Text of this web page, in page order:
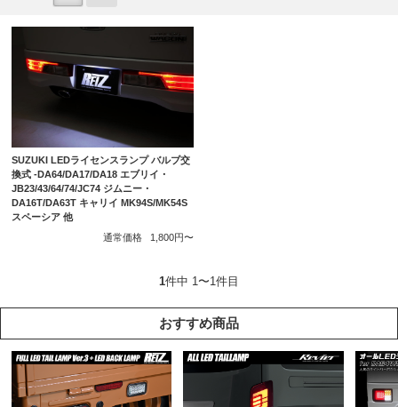
SUZUKI LEDライセンスランプ バルブ交
換式 -DA64/DA17/DA18 エブリイ・
JB23/43/64/74/JC74 ジムニー・
DA16T/DA63T キャリイ MK94S/MK54S
スペーシア 他
通常価格
1,800円〜
1件中 1〜1件目
おすすめ商品